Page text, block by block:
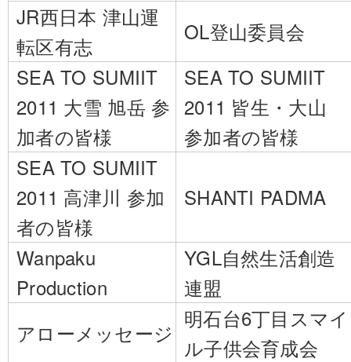
JR西日本 津山運
転区有志
OL登山委員会
SEA TO SUMIIT
2011 大雪 旭岳 参
加者の皆様
SEA TO SUMIIT
2011 皆生・大山
参加者の皆様
SEA TO SUMIIT
2011 高津川 参加
者の皆様
SHANTI PADMA
Wanpaku
Production
YGL自然生活創造
連盟
アローメッセージ
明石台6丁目スマイ
ル子供会育成会